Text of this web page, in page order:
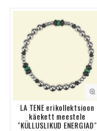
LA TENE erikollektsioon
käekett meestele
"KÜLLUSLIKUD ENERGIAD"